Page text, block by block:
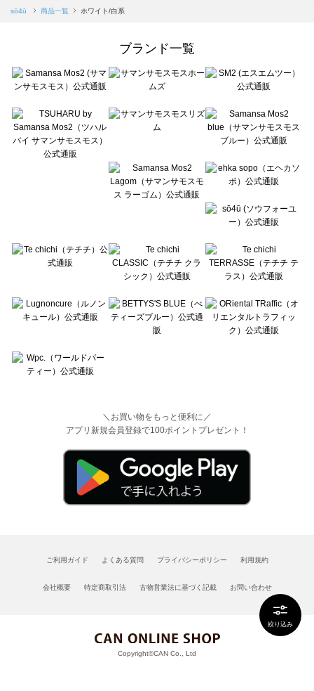
絞り込み
Samansa Mos2 blue（サマンサモスモス ブルー）の一覧
Te chichi（テチチ）の一覧
Te chichi CLASSIC（テチチ クラシック）の一覧
Lugnoncure（ルノンキュール）の一覧
BETTY'S BLUE（べティーズブルー）の一覧
Wpc.（ワールドパーティー）の一覧
sō4ū 商品一覧 ホワイト/白系
ブランド一覧
＼お買い物をもっと便利に／
アプリ新規会員登録で100ポイントプレゼント！
ご利用ガイド よくある質問 プライバシーポリシー 利用規約
会社概要 特定商取引法 古物営業法に基づく記載 お問い合わせ
Copyright©CAN Co., Ltd